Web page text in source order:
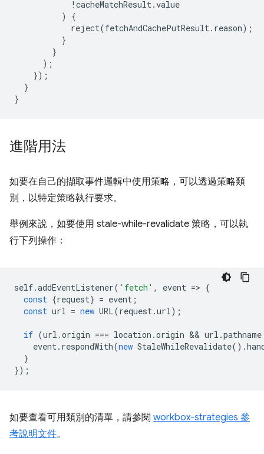
! cacheMatchResult .value
)
{
reject(fetchAndCachePutResult . reason);
}
}
);
});
}
}
進階用法
如要在自己的擷取事件邏輯中使用策略，可以透過策略類
別，以特定策略執行要求。
舉例來說，如要使用 stale-while-revalidate 策略，可以執
行下列操作：
self.addEventListener( 'fetch' , event => {
const {request} = event ;
const url = new URL(request .url );
if (url .origin === location .origin && url .pathname
event . respondWith(new StaleWhileRevalidate().
}
});
如要查看可用類別的清單，請參閱 workbox-strategies 參
考說明文件。